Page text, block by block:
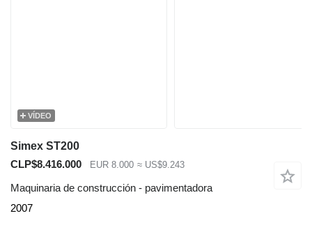
VÍDEO
Simex ST200
CLP$8.416.000
EUR 8.000 ≈ US$9.243
Maquinaria de construcción - pavimentadora
2007